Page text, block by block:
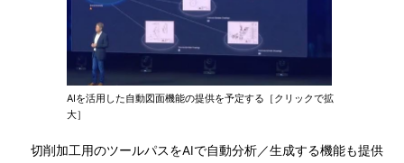
AIを活用した自動図面機能の提供を予定する［クリックで拡
大］
切削加工用のツールパスをAIで自動分析／生成する機能も提供